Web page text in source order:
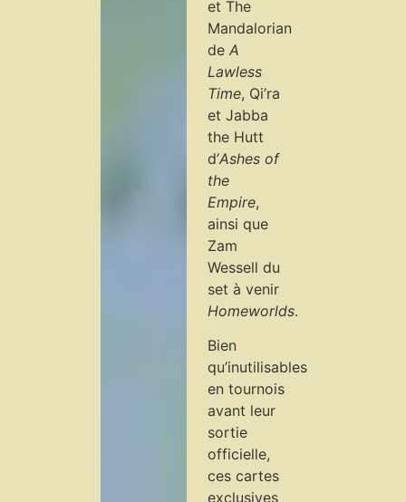
et The
Mandalorian
de A
Lawless
Time, Qi’ra
et Jabba
the Hutt
d’Ashes of
the
Empire,
ainsi que
Zam
Wessell du
set à venir
Homeworlds.
Bien
qu’inutilisables
en tournois
avant leur
sortie
officielle,
ces cartes
exclusives